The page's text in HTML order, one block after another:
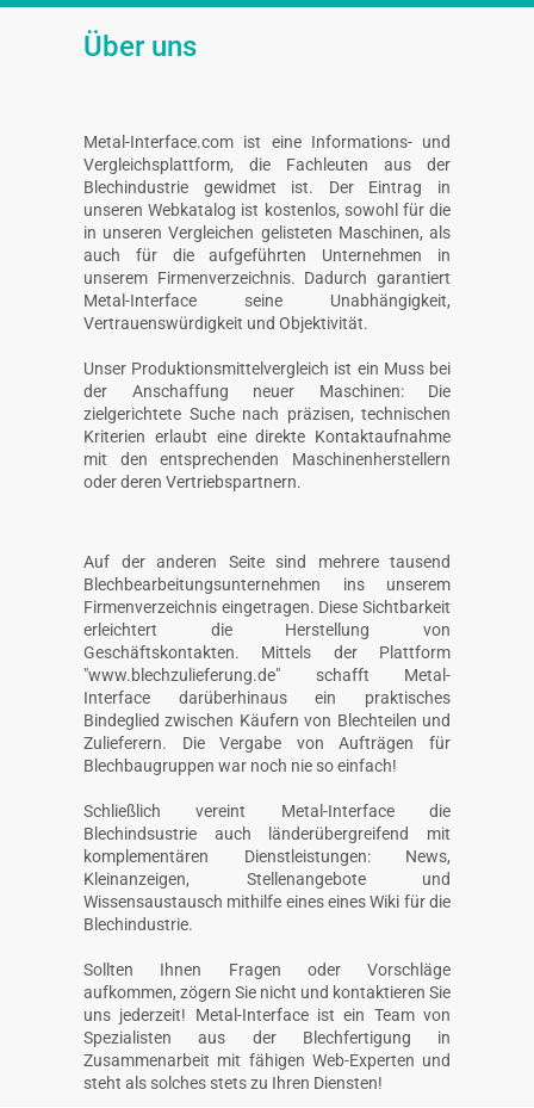
Über uns
Metal-Interface.com ist eine Informations- und
Vergleichsplattform, die Fachleuten aus der
Blechindustrie gewidmet ist. Der Eintrag in
unseren Webkatalog ist kostenlos, sowohl für die
in unseren Vergleichen gelisteten Maschinen, als
auch für die aufgeführten Unternehmen in
unserem Firmenverzeichnis. Dadurch garantiert
Metal-Interface seine Unabhängigkeit,
Vertrauenswürdigkeit und Objektivität.
Unser Produktionsmittelvergleich ist ein Muss bei
der Anschaffung neuer Maschinen: Die
zielgerichtete Suche nach präzisen, technischen
Kriterien erlaubt eine direkte Kontaktaufnahme
mit den entsprechenden Maschinenherstellern
oder deren Vertriebspartnern.
Auf der anderen Seite sind mehrere tausend
Blechbearbeitungsunternehmen ins unserem
Firmenverzeichnis eingetragen. Diese Sichtbarkeit
erleichtert die Herstellung von
Geschäftskontakten. Mittels der Plattform
"www.blechzulieferung.de" schafft Metal-
Interface darüberhinaus ein praktisches
Bindeglied zwischen Käufern von Blechteilen und
Zulieferern. Die Vergabe von Aufträgen für
Blechbaugruppen war noch nie so einfach!
Schließlich vereint Metal-Interface die
Blechindsustrie auch länderübergreifend mit
komplementären Dienstleistungen: News,
Kleinanzeigen, Stellenangebote und
Wissensaustausch mithilfe eines eines Wiki für die
Blechindustrie.
Sollten Ihnen Fragen oder Vorschläge
aufkommen, zögern Sie nicht und kontaktieren Sie
uns jederzeit! Metal-Interface ist ein Team von
Spezialisten aus der Blechfertigung in
Zusammenarbeit mit fähigen Web-Experten und
steht als solches stets zu Ihren Diensten!